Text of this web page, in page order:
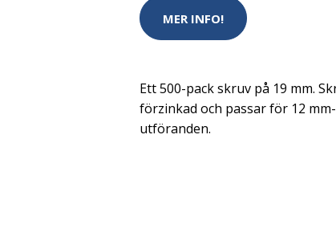
MER INFO!
Ett 500-pack skruv på 19 mm.
förzinkad och passar för 12
utföranden.